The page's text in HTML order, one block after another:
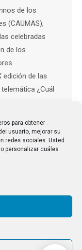
para obtener
usuario, mejorar su
redes sociales. Usted
personalizar cuáles
de los
(CAUMAS),
celebradas
de los
edición de las
¿Cuál